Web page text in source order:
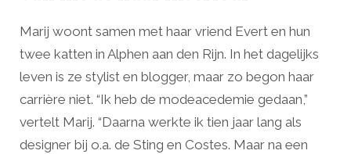
Marij woont samen met haar vriend Evert en hun
twee katten in Alphen aan den Rijn. In het dagelijks
leven is ze stylist en blogger, maar zo begon haar
carrière niet. “Ik heb de modeacedemie gedaan,”
vertelt Marij. “Daarna werkte ik tien jaar lang als
designer bij o.a. de Sting en Costes. Maar na een